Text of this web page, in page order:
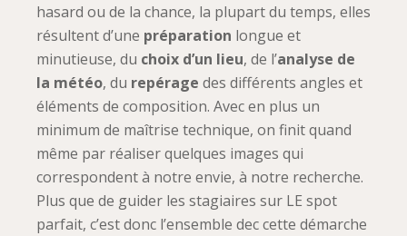
hasard ou de la chance, la plupart du temps, elles
résultent d’une préparation longue et
minutieuse, du choix d’un lieu, de l’analyse de
la météo, du repérage des différents angles et
éléments de composition. Avec en plus un
minimum de maîtrise technique, on finit quand
même par réaliser quelques images qui
correspondent à notre envie, à notre recherche.
Plus que de guider les stagiaires sur LE spot
parfait, c’est donc l’ensemble dec cette démarche